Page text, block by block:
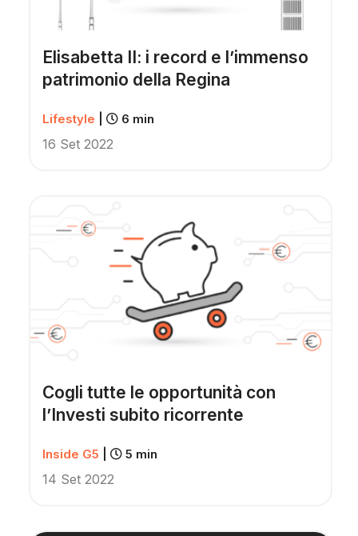
Elisabetta II: i record e l’immenso
patrimonio della Regina
Lifestyle 6 min
16 Set 2022
Cogli tutte le opportunità con
l’Investi subito ricorrente
Inside G5 5 min
14 Set 2022